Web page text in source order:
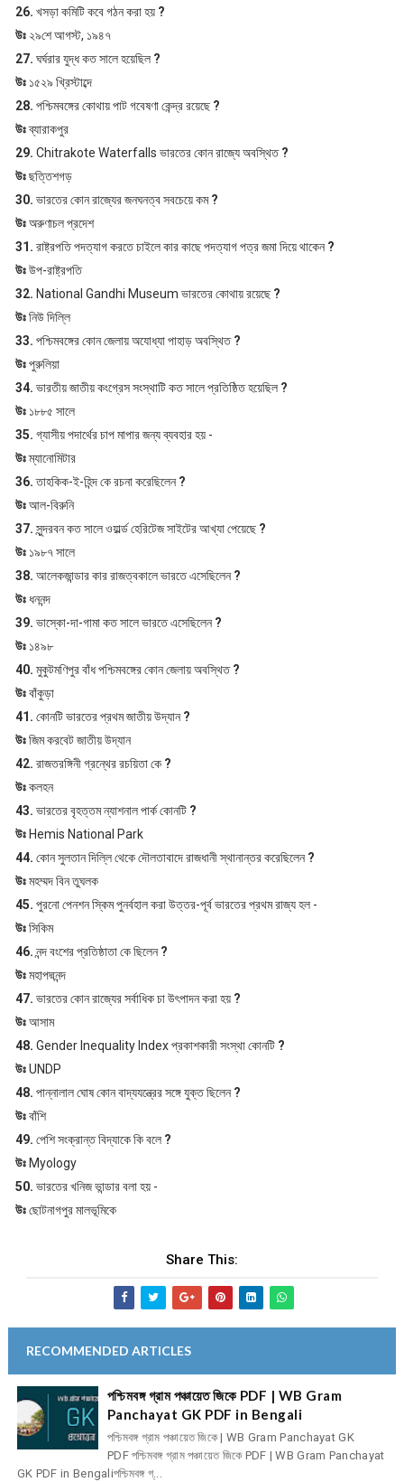
26. খসড়া কমিটি কবে গঠন করা হয় ?
উঃ২৯শে আগস্ট, ১৯৪৭
27. ঘর্ঘরার যুদ্ধ কত সালে হয়েছিল ?
উঃ১৫২৯ খ্রিস্টাব্দে
28. পশ্চিমবঙ্গের কোথায় পাট গবেষণা কেন্দ্র রয়েছে ?
উঃব্যারাকপুর
29. Chitrakote Waterfalls ভারতের কোন রাজ্যে অবস্থিত?
উঃছত্তিশগড়
30. ভারতের কোন রাজ্যের জনঘনত্ব সবচেয়ে কম?
উঃঅরুণাচল প্রদেশ
31. রাষ্ট্রপতি পদত্যাগ করতে চাইলে কার কাছে পদত্যাগ পত্র জমা দিয়ে থাকেন?
উঃউপ-রাষ্ট্রপতি
32. National Gandhi Museum ভারতের কোথায় রয়েছে ?
উঃনিউ দিল্লি
33. পশ্চিমবঙ্গের কোন জেলায় অযোধ্যা পাহাড় অবস্থিত?
উঃপুরুলিয়া
34. ভারতীয় জাতীয় কংগ্রেস সংস্থাটি কত সালে প্রতিষ্ঠিত হয়েছিল ?
উঃ১৮৮৫ সালে
35. গ্যাসীয় পদার্থের চাপ মাপার জন্য ব্যবহার হয় -
উঃম্যানোমিটার
36.তাহকিক-ই-হিন্দ কে রচনা করেছিলেন?
উঃআল-বিরুনি
37. সুন্দরবন কত সালে ওয়ার্ল্ড হেরিটেজ সাইটের আখ্যা পেয়েছে ?
উঃ১৯৮৭ সালে
38. আলেকজান্ডার কার রাজত্বকালে ভারতে এসেছিলেন?
উঃধননন্দ
39. ভাস্কো-দা-গামা কত সালে ভারতে এসেছিলেন?
উঃ১৪৯৮
40. মুকুটমণিপুর বাঁধ পশ্চিমবঙ্গের কোন জেলায় অবস্থিত?
উঃবাঁকুড়া
41. কোনটি ভারতের প্রথম জাতীয় উদ্যান?
উঃজিম করবেট জাতীয় উদ্যান
42. রাজতরঙ্গিনী গ্রন্থের রচয়িতা কে ?
উঃকলহন
43. ভারতের বৃহত্তম ন্যাশনাল পার্ক কোনটি ?
উঃ Hemis National Park
44. কোন সুলতান দিল্লি থেকে দৌলতাবাদে রাজধানী স্থানান্তর করেছিলেন?
উঃমহম্মদ বিন তুঘলক
45. পুরনো পেনশন স্কিম পুনর্বহাল করা উত্তর-পূর্ব ভারতের প্রথম রাজ্য হল -
উঃসিকিম
46. নন্দ বংশের প্রতিষ্ঠাতা কে ছিলেন?
উঃমহাপদ্মনন্দ
47. ভারতের কোন রাজ্যের সর্বাধিক চা উৎপাদন করা হয় ?
উঃআসাম
48. Gender Inequality Index প্রকাশকারী সংস্থা কোনটি ?
উঃUNDP
48. পান্নালাল ঘোষ কোন বাদ্যযন্ত্রের সঙ্গে যুক্ত ছিলেন?
উঃবাঁশি
49. পেশি সংক্রান্ত বিদ্যাকে কি বলে ?
উঃMyology
50. ভারতের খনিজ ভান্ডার বলা হয় -
উঃছোটনাগপুর মালভূমিকে
Share This:
RECOMMENDED ARTICLES
পশ্চিমবঙ্গ গ্রাম পঞ্চায়েত জিকে PDF | WB Gram
Panchayat GK PDF in Bengali
পশ্চিমবঙ্গ গ্রাম পঞ্চায়েত জিকে | WB Gram Panchayat GK
PDF পশ্চিমবঙ্গ গ্রাম পঞ্চায়েত জিকে PDF | WB Gram Panchayat
GK PDF in Bengaliপশ্চিমবঙ্গ গ্...